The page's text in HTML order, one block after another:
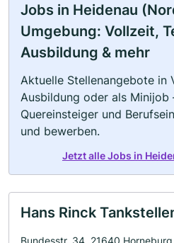
Jobs in Heidenau
Umgebung: Vollzeit,
Ausbildung & mehr
Aktuelle Stellenangebote in
Ausbildung oder als Minijob
Quereinsteiger und
und bewerben.
Jetzt alle Jobs in
Hans Rinck
Bundesstr. 34, 21640 Horneburg